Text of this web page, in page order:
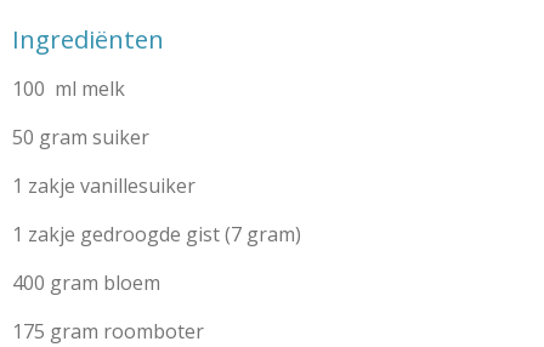
Ingrediënten
100 ml melk
50 gram suiker
1 zakje vanillesuiker
1 zakje gedroogde gist (7 gram)
400 gram bloem
175 gram roomboter